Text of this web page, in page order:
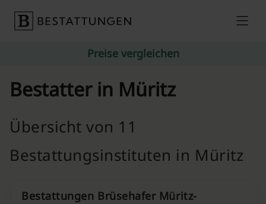
Preise vergleichen
Bestatter in Müritz
Übersicht von 11
Bestattungsinstituten in Müritz
Bestattungen Brüsehafer Müritz-